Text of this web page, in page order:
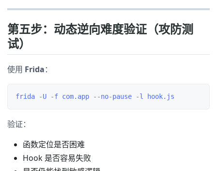
第五步：动态逆向难度验证（攻防测
试）
使用 Frida：
验证：
函数定位是否困难
Hook 是否容易失败